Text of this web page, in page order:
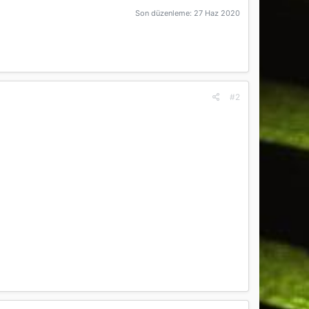
Son düzenleme: 27 Haz 2020
#2